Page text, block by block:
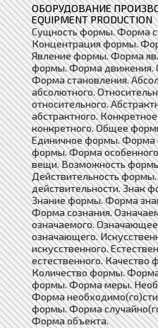
ОБОРУДОВАНИЕ
EQUIPMENT PRODUCTION
Сущность формы. Форма
Концентрация формы.
Явление формы. Форма
формы. Форма движения.
Форма становления.
абсолютного.
относительного.
абстрактного.
конкретного. Общее
Единичное формы. Форма
формы. Форма
вещи. Возможность
Действительность
действительности. Знак
Знание формы. Форма
Форма сознания.
означаемого.
означающего.
искусственного.
естественного.
Количество формы.
формы. Форма меры.
Форма
формы. Форма
Форма объекта.